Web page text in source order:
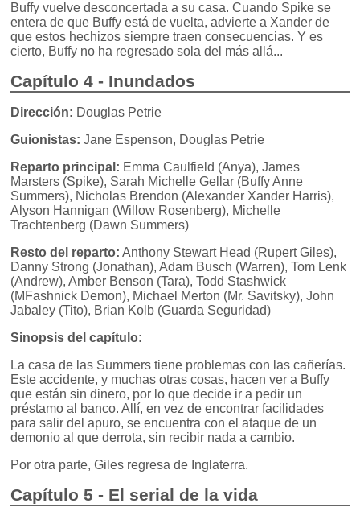
Buffy vuelve desconcertada a su casa. Cuando Spike se
entera de que Buffy está de vuelta, advierte a Xander de
que estos hechizos siempre traen consecuencias. Y es
cierto, Buffy no ha regresado sola del más allá...
Capítulo 4 - Inundados
Dirección: Douglas Petrie
Guionistas: Jane Espenson, Douglas Petrie
Reparto principal: Emma Caulfield (Anya), James
Marsters (Spike), Sarah Michelle Gellar (Buffy Anne
Summers), Nicholas Brendon (Alexander Xander Harris),
Alyson Hannigan (Willow Rosenberg), Michelle
Trachtenberg (Dawn Summers)
Resto del reparto: Anthony Stewart Head (Rupert Giles),
Danny Strong (Jonathan), Adam Busch (Warren), Tom Lenk
(Andrew), Amber Benson (Tara), Todd Stashwick
(MFashnick Demon), Michael Merton (Mr. Savitsky), John
Jabaley (Tito), Brian Kolb (Guarda Seguridad)
Sinopsis del capítulo:
La casa de las Summers tiene problemas con las cañerías.
Este accidente, y muchas otras cosas, hacen ver a Buffy
que están sin dinero, por lo que decide ir a pedir un
préstamo al banco. Allí, en vez de encontrar facilidades
para salir del apuro, se encuentra con el ataque de un
demonio al que derrota, sin recibir nada a cambio.
Por otra parte, Giles regresa de Inglaterra.
Capítulo 5 - El serial de la vida